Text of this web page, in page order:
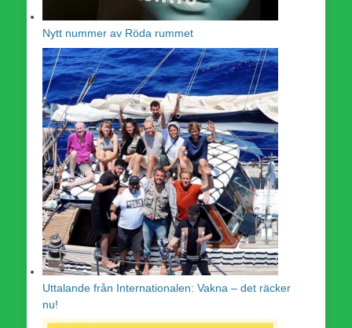
Nytt nummer av Röda rummet
Uttalande från Internationalen: Vakna – det räcker
nu!